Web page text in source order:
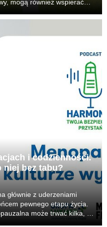
mogą również wspierać
p...
i codzienności.
niej bez tabu?
głównie z uderzeniami
pewnego etapu życia.
może trwać kilka, a